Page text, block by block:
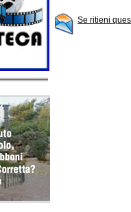
Se ritieni